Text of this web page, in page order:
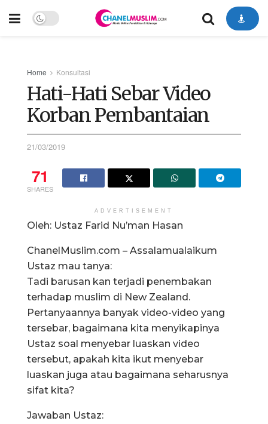
Home Konsultasi
Hati-Hati Sebar Video
Korban Pembantaian
21/03/2019
71
SHARES
ADVERTISEMENT
Oleh: Ustaz Farid Nu’man Hasan
ChanelMuslim.com – Assalamualaikum
Ustaz mau tanya:
Tadi barusan kan terjadi penembakan
terhadap muslim di New Zealand.
Pertanyaannya banyak video-video yang
tersebar, bagaimana kita menyikapinya
Ustaz soal menyebar luaskan video
tersebut, apakah kita ikut menyebar
luaskan juga atau bagaimana seharusnya
sifat kita?
Jawaban Ustaz: